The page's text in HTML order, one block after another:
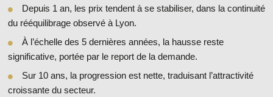
Depuis 1 an, les prix tendent à se stabiliser, dans la continuité
du rééquilibrage observé à Lyon.
À l’échelle des 5 dernières années, la hausse reste
significative, portée par le report de la demande.
Sur 10 ans, la progression est nette, traduisant l’attractivité
croissante du secteur.